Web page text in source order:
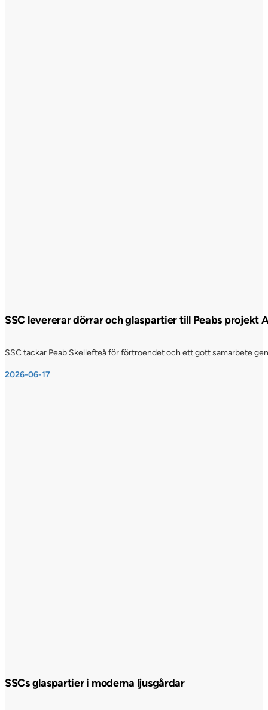
SSC levererar dörrar och glaspartier till Peabs projekt
SSC tackar Peab Skellefteå för förtroendet och ett gott samarbete
2026-06-17
SSCs glaspartier i moderna ljusgårdar